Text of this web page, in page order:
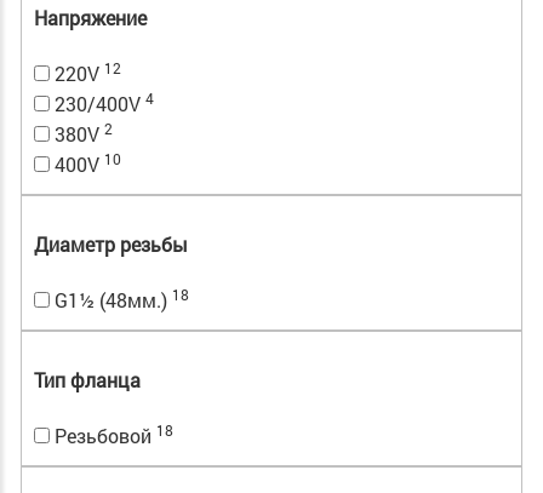
Напряжение
220V 12
230/400V 4
380V 2
400V 10
Диаметр резьбы
G1½ (48мм.) 18
Тип фланца
Резьбовой 18